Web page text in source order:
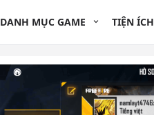
DANH MỤC GAME TIỆN ÍCH